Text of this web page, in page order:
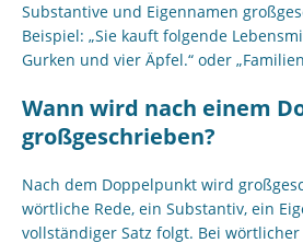
Substantive und Eigennamen
Beispiel: „Sie kauft folgende
Gurken und vier Äpfel.“ oder
Wann wird nach einem
großgeschrieben?
Nach dem Doppelpunkt wird
wörtliche Rede, ein Substantiv, ein
vollständiger Satz folgt. Bei